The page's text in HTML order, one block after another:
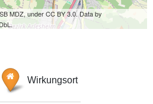
MDZ, under CC BY 3.0. Data by
Wirkungsort